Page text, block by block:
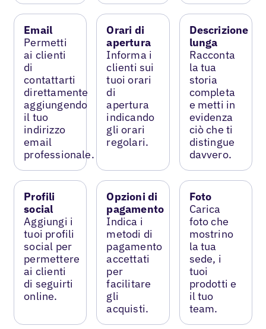
Email
Permetti
ai clienti
di
contattarti
direttamente
aggiungendo
il tuo
indirizzo
email
professionale.
Orari di
apertura
Informa i
clienti sui
tuoi orari
di
apertura
indicando
gli orari
regolari.
Descrizione
lunga
Racconta
la tua
storia
completa
e metti in
evidenza
ciò che ti
distingue
davvero.
Profili
social
Aggiungi i
tuoi profili
social per
permettere
ai clienti
di seguirti
online.
Opzioni di
pagamento
Indica i
metodi di
pagamento
accettati
per
facilitare
gli
acquisti.
Foto
Carica
foto che
mostrino
la tua
sede, i
tuoi
prodotti e
il tuo
team.